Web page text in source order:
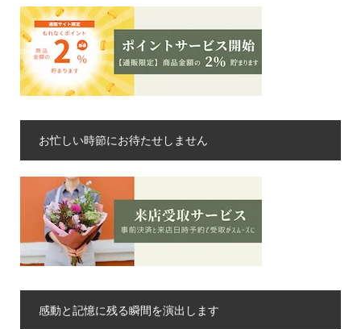
お忙しい時節にお待たせしません
感動と記憶に残る瞬間を演出します